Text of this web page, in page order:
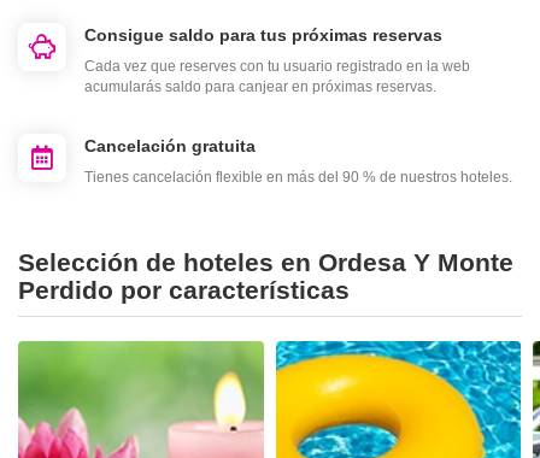
Consigue saldo para tus próximas reservas
Cada vez que reserves con tu usuario registrado en la web
acumularás saldo para canjear en próximas reservas.
Cancelación gratuita
Tienes cancelación flexible en más del 90 % de nuestros hoteles.
Selección de hoteles en Ordesa Y Monte
Perdido por características